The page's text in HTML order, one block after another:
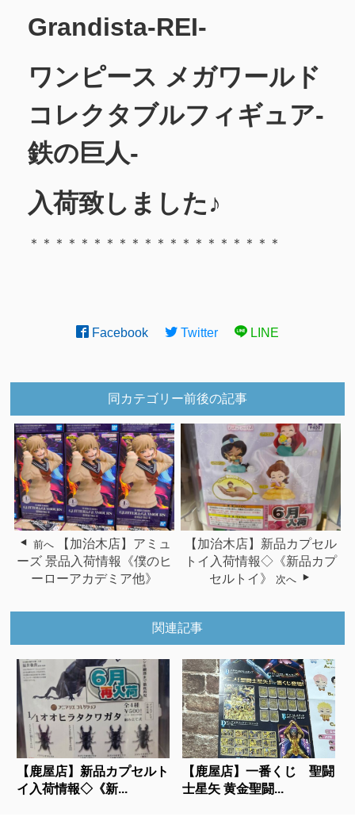
Grandista-REI-
ワンピース メガワールド
コレクタブルフィギュア-
鉄の巨人-
入荷致しました♪
＊＊＊＊＊＊＊＊＊＊＊＊＊＊＊＊＊＊＊＊
Facebook Twitter LINE
同カテゴリー前後の記事
前へ
【加治木店】アミュ
ーズ 景品入荷情報《僕のヒ
ーローアカデミア他》
【加治木店】新品カプセル
トイ入荷情報◇《新品カプ
セルトイ》
次へ
関連記事
【鹿屋店】新品カプセルト
イ入荷情報◇《新...
【鹿屋店】一番くじ 聖闘
士星矢 黄金聖闘...